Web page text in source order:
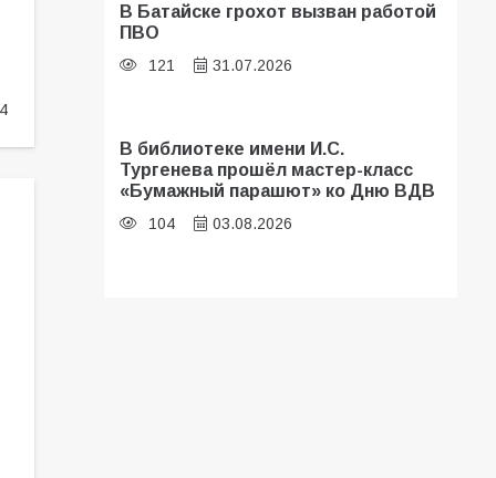
В Батайске грохот вызван работой
ПВО
121 31.07.2026
В библиотеке имени И.С.
Тургенева прошёл мастер-класс
«Бумажный парашют» ко Дню ВДВ
104 03.08.2026